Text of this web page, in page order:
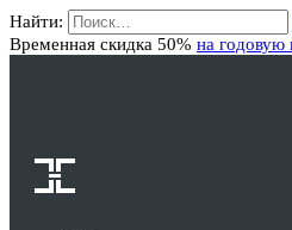
Найти:
Временная скидка 50% на годовую